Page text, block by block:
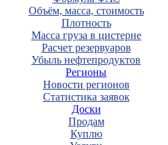
Объём, масса, стоимость
Плотность
Масса груза в цистерне
Расчет резервуаров
Убыль нефтепродуктов
Регионы
Новости регионов
Статистика заявок
Доски
Продам
Куплю